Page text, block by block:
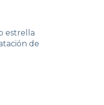
estrella
de